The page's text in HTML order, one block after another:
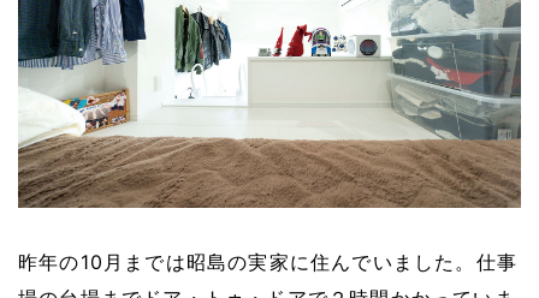
昨年の10月までは昭島の実家に住んでいました。 仕事